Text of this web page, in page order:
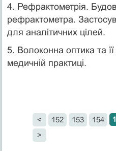
4. Рефрактометрія.
рефрактометра.
для аналітичних цілей.
5. Волоконна оптика та
медичній практиці.
< 152 153 154
>